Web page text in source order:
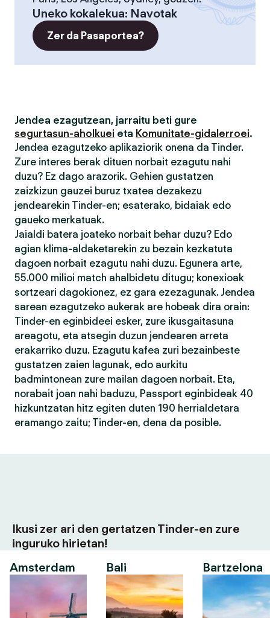
Uneko kokalekua: Navotak
Zer da Pasaportea?
Jendea ezagutzean, jarraitu beti gure
segurtasun-aholkuei eta Komunitate-gidalerroei.
Jendea ezagutzeko aplikaziorik onena da Tinder.
Zure interes berak dituen norbait ezagutu nahi
duzu? Ez dago arazorik. Gehien gustatzen
zaizkizun gauzei buruz txatea dezakezu
jendearekin Tinder-en; esaterako, bidaiak edo
gaueko merkatuak.
Jaialdi batera joateko norbait behar duzu? Edo
agian klima-aldaketarekin zu bezain kezkatuta
dagoen norbait ezagutu nahi duzu. Egunera arte,
55.000 milioi match ahalbidetu ditugu; konexioak
sortzeari dagokionez, ez gara ezezagunak. Jendea
sarean ezagutzeko aukerak are hobeak dira orain:
Tinder-en eginbideei esker, zure ikusgaitasuna
areagotu, eta atsegin duzun jendearen arreta
erakarriko duzu. Ezagutu kafea zuri bezainbeste
gustatzen zaien lagunak, edo aurkitu
badmintonean zure mailan dagoen norbait. Eta,
norabait joan nahi baduzu, Passport eginbideak 40
hizkuntzatan hitz egiten duten 190 herrialdetara
eramango zaitu; Tinder-en, dena da posible.
Ikusi zer ari den gertatzen Tinder-en zure
inguruko hirietan!
Amsterdam
Bali Bartzelona